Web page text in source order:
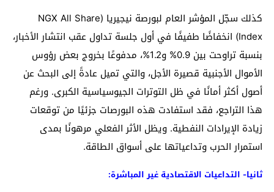
كذلك سجّل المؤشر العام لبورصة نيجيريا (NGX All Share
Index) انخفاضًا طفيفًا في أول جلسة تداول عقب انتشار الأخبار،
بنسبة تراوحت بين 0.9% و1.2%، مدفوعًا بخروج بعض رؤوس
الأموال الأجنبية قصيرة الأجل، والتي تميل عادةً إلى البحث عن
أصول أكثر أمانًا في ظل التوترات الجيوسياسية الكبرى. ورغم
هذا التراجع، فقد استفادت هذه البورصات جزئيًا من توقعات
زيادة الإيرادات النفطية. ويظل الأثر الفعلي مرهونًا بمدى
استمرار الحرب وتداعياتها على أسواق الطاقة.
ثانيا- التداعيات الاقتصادية غير المباشرة: